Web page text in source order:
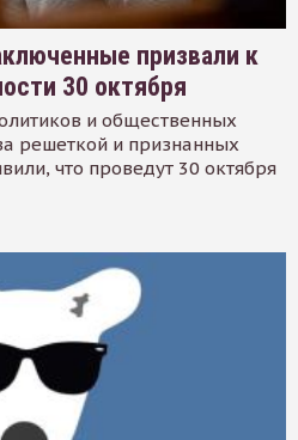
призвали к
30 октября
и общественных
решеткой и признанных
что проведут 30 октября